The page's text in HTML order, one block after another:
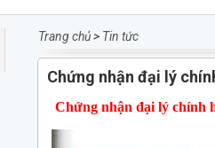
Trang chủ> Tin tức
Chứng nhận đại lý
Chứng nhận đại lý chính